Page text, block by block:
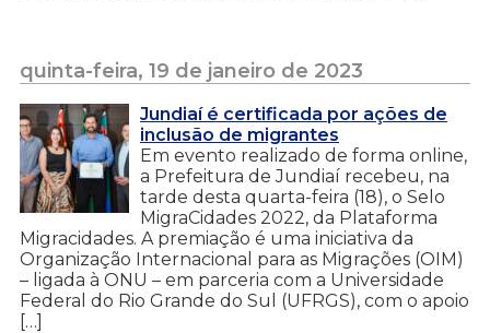
quinta-feira, 19 de janeiro de 2023
Jundiaí é certificada por ações de
inclusão de migrantes
Em evento realizado de forma online,
a Prefeitura de Jundiaí recebeu, na
tarde desta quarta-feira (18), o Selo
MigraCidades 2022, da Plataforma
Migracidades. A premiação é uma iniciativa da
Organização Internacional para as Migrações (OIM)
– ligada à ONU – em parceria com a Universidade
Federal do Rio Grande do Sul (UFRGS), com o apoio
[…]